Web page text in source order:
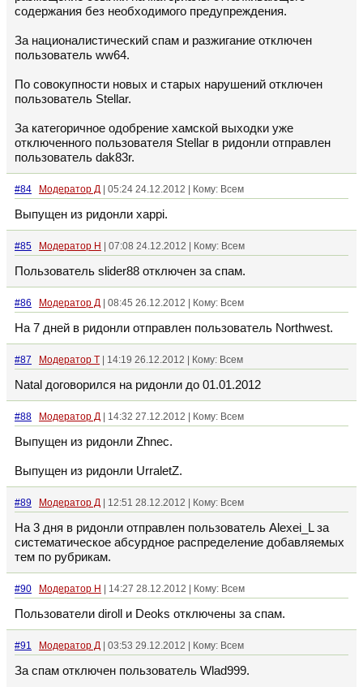
содержания без необходимого предупреждения.
За националистический спам и разжигание отключен
пользователь ww64.
По совокупности новых и старых нарушений отключен
пользователь Stellar.
За категоричное одобрение хамской выходки уже
отключенного пользователя Stellar в ридонли отправлен
пользователь dak83r.
#84 Модератор Д | 05:24 24.12.2012 | Кому: Всем
Выпущен из ридонли xappi.
#85 Модератор Н | 07:08 24.12.2012 | Кому: Всем
Пользователь slider88 отключен за спам.
#86 Модератор Д | 08:45 26.12.2012 | Кому: Всем
На 7 дней в ридонли отправлен пользователь Northwest.
#87 Модератор Т | 14:19 26.12.2012 | Кому: Всем
Natal договорился на ридонли до 01.01.2012
#88 Модератор Д | 14:32 27.12.2012 | Кому: Всем
Выпущен из ридонли Zhnec.
Выпущен из ридонли UrraletZ.
#89 Модератор Д | 12:51 28.12.2012 | Кому: Всем
На 3 дня в ридонли отправлен пользователь Alexei_L за
систематическое абсурдное распределение добавляемых
тем по рубрикам.
#90 Модератор Н | 14:27 28.12.2012 | Кому: Всем
Пользователи diroll и Deoks отключены за спам.
#91 Модератор Д | 03:53 29.12.2012 | Кому: Всем
За спам отключен пользователь Wlad999.